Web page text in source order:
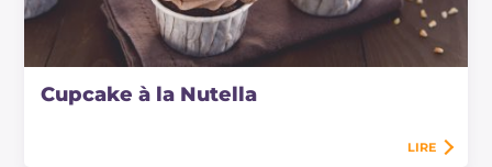
Cupcake à la Nutella
LIRE